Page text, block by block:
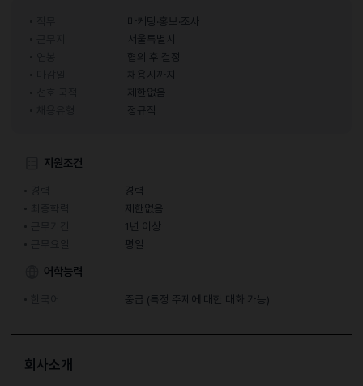
마케팅·홍보·조사
서울특별시
협의 후 결정
채용시까지
제한없음
정규직
지원조건
경력
제한없음
1년 이상
평일
어학능력
중급 (특정 주제에 대한 대화 가능)
회사소개